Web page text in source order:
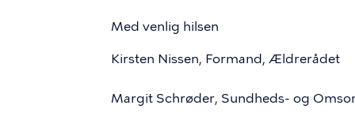
Med venlig hilsen
Kirsten Nissen, Formand, Ældrerådet
Margit Schrøder, Sundheds- og